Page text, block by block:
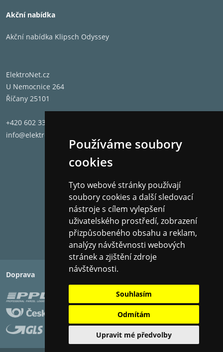
Používáme soubory
cookies
Tyto webové stránky používají
soubory cookies a další sledovací
nástroje s cílem vylepšení
uživatelského prostředí, zobrazení
přizpůsobeného obsahu a reklam,
analýzy návštěvnosti webových
stránek a zjištění zdroje
návštěvnosti.
Souhlasím
Odmítám
Upravit mé předvolby
Akční nabídka
Akční nabídka Klipsch Odyssey
ElektroNet.cz
U Nemocnice 264
Říčany 25101
+420 602 331 662
info@elektronet.cz
Doprava Platba